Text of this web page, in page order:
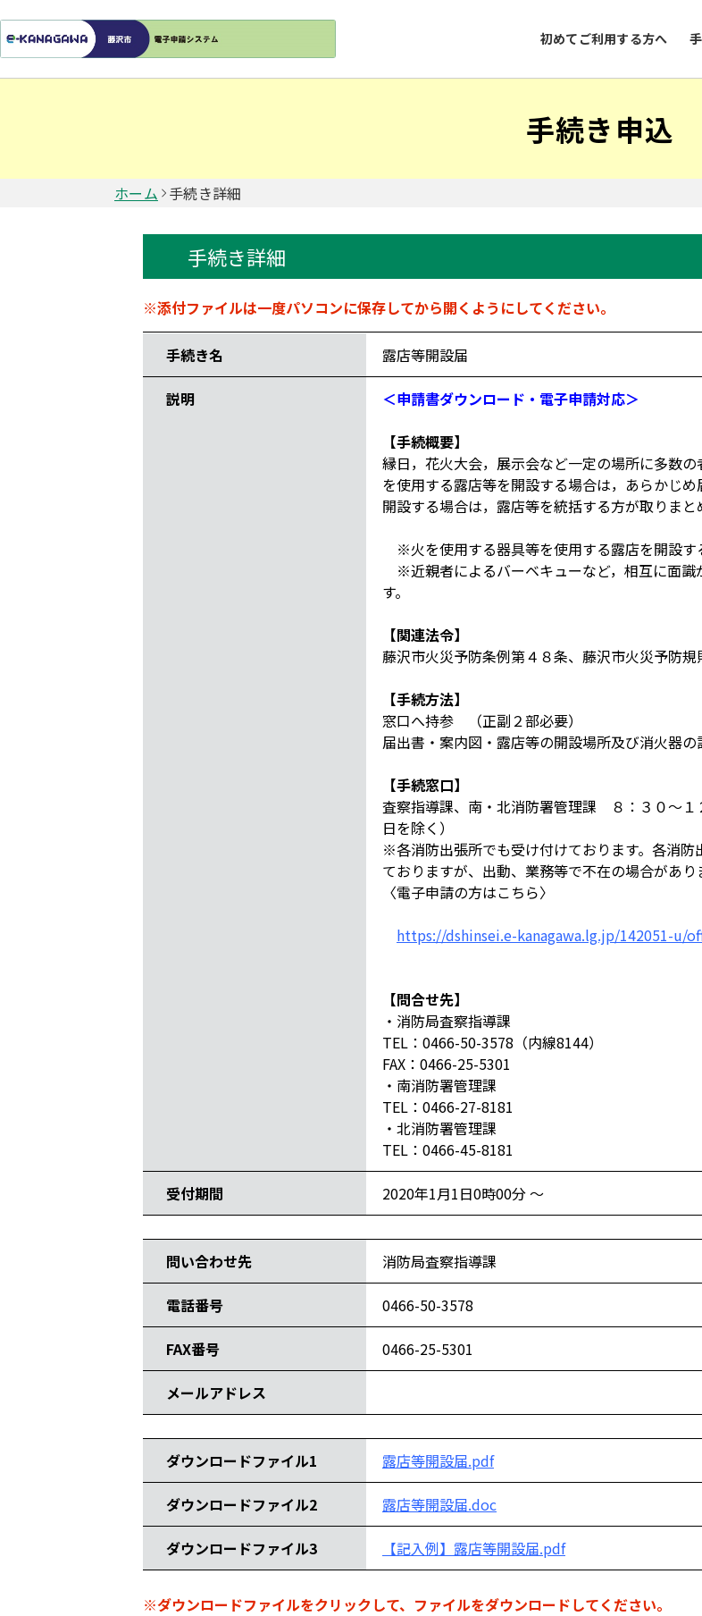
初めてご利用する方へ
手続き申込
ホーム 手続き詳細
手続き詳細
手続き情報
※添付ファイルは一度パソコンに保存してから開くようにしてください。
手続き名 露店等開設届
説明
＜申請書ダウンロード・電子申請対応＞
【手続概要】
縁日，花火大会，展示会など一定の場所に多数
を使用する露店等を開設する場合は，あらかじ
開設する場合は，露店等を統括する方が取りまと
※火を使用する器具等を使用する露店を開設す
※近親者によるバーベキューなど，相互に面識
す。
【関連法令】
藤沢市火災予防条例第４８条、藤沢市火災予防規
【手続方法】
窓口へ持参 （正副２部必要）
届出書・案内図・露店等の開設場所及び消火器の
【手続窓口】
査察指導課、南・北消防署管理課 ８：３０～
日を除く）
※各消防出張所でも受け付けております。各消
ておりますが、出動、業務等で不在の場合があり
〈電子申請の方はこちら〉
https://dshinsei.e-kanagawa.lg.jp/142051-u/
【問合せ先】
・消防局査察指導課
TEL：0466-50-3578（内線8144）
FAX：0466-25-5301
・南消防署管理課
TEL：0466-27-8181
・北消防署管理課
TEL：0466-45-8181
受付期間 2020年1月1日0時00分 ～
問い合わせ先 消防局査察指導課
電話番号 0466-50-3578
FAX番号 0466-25-5301
メールアドレス
ダウンロードファイル
ダウンロードファイル1 露店等開設届.pdf
ダウンロードファイル2 露店等開設届.doc
ダウンロードファイル3 【記入例】露店等開設届.pdf
※ダウンロードファイルをクリックして、ファイルをダウンロードしてください。